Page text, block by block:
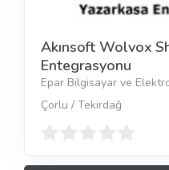
Akınsoft Wolvox
Entegrasyonu
Epar Bilgisayar ve
Çorlu / Tekirdağ